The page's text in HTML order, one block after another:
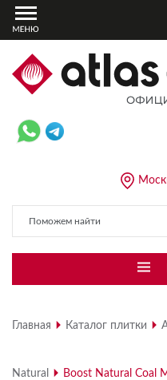
Главная Каталог плитки
Natural Boost Natural Coal